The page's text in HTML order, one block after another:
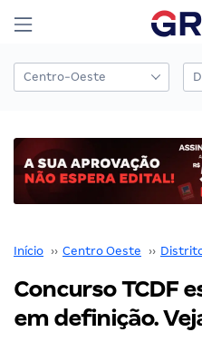
Início ›› Centro Oeste ››
Concurso TCDF
em definição.